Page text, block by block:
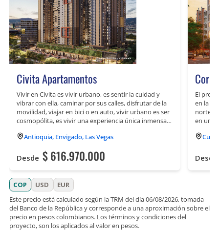
Civita Apartamentos
Vivir en Civita es vivir urbano, es sentir la cuidad y
vibrar con ella, caminar por sus calles, disfrutar de la
movilidad, viajar en bici o en auto, vivir urbano es ser
cosmopólita, es vivir una experiencia única inmensa
Civita es un proyecto de vivienda que hará parte de
una ubicación única y estratégica por su doble acceso
peatonal y vehicular con las Avenidas Las Vegas y la
Regional; muy cerca de la unidad deportiva de
Envigado, a un paso de Mayorca Mega Mall y al lado
de la estación Itagüí del Metro
Antioquia, Envigado, Las Vegas
Desde $ 616.970.000
El
en la
norte
en un
Norte.
View la
S.A.S.
Desde
COP USD
EUR
Este precio está calculado según la TRM del día06/08/2026, tomada
del Banco de la República y corresponde a una aproximación sobre el
precio en pesos colombianos. Los términos y condiciones del
proyecto, son los aplicados al valor en pesos.